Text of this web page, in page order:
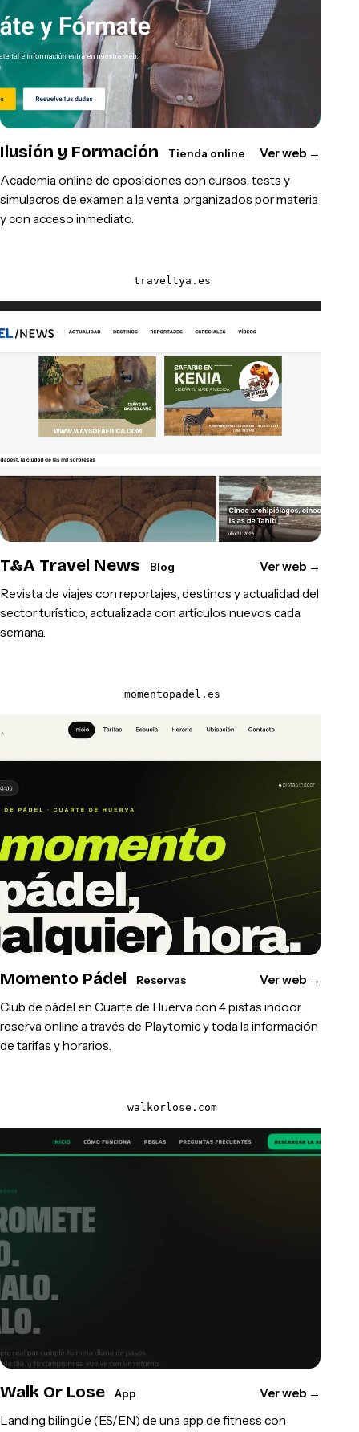
Ilusión y Formación Tienda online Ver web →
Academia online de oposiciones con cursos, tests y
simulacros de examen a la venta, organizados por materia
y con acceso inmediato.
traveltya.es
T&A Travel News Blog Ver web →
Revista de viajes con reportajes, destinos y actualidad del
sector turístico, actualizada con artículos nuevos cada
semana.
momentopadel.es
Momento Pádel Reservas Ver web →
Club de pádel en Cuarte de Huerva con 4 pistas indoor,
reserva online a través de Playtomic y toda la información
de tarifas y horarios.
walkorlose.com
Walk Or Lose App Ver web →
Landing bilingüe (ES/EN) de una app de fitness con